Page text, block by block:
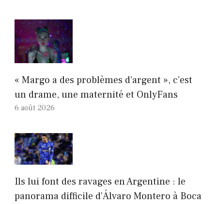
« Margo a des problèmes d’argent », c’est
un drame, une maternité et OnlyFans
6 août 2026
Ils lui font des ravages en Argentine : le
panorama difficile d’Álvaro Montero à Boca